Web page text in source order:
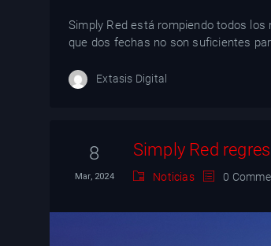
Simply Red está rompiendo todos
que dos fechas no son suficientes
Extasis Digital
8
Mar, 2024
Simply Red
Noticias 0